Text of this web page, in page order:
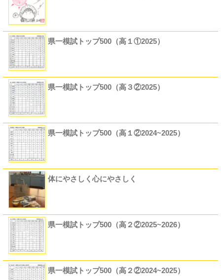
県一模試トップ500（高１①2025）
県一模試トップ500（高３②2025）
県一模試トップ500（高１②2024~2025）
体にやさしく心にやさしく
県一模試トップ500（高２②2025~2026）
県一模試トップ500（高２②2024~2025）